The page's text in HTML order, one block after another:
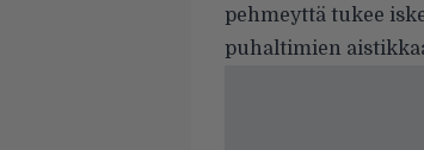
pehmeyttä tukee
puhaltimien